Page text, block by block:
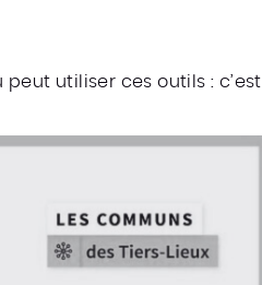
utiliser ces outils : c’est